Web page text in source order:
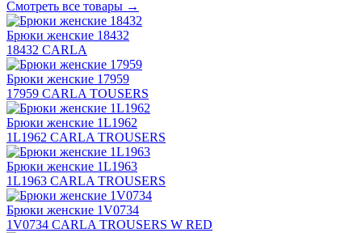
Смотреть все товары →
Брюки женские 18432
18432 CARLA
Брюки женские 17959
17959 CARLA TOUSERS
Брюки женские 1L1962
1L1962 CARLA TROUSERS
Брюки женские 1L1963
1L1963 CARLA TROUSERS
Брюки женские 1V0734
1V0734 CARLA TROUSERS W RED